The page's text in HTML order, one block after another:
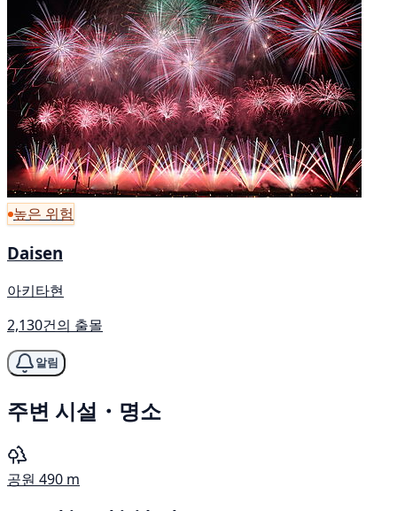
높은 위험
Daisen
아키타현
2,130건의 출몰
알림
주변 시설・명소
공원 490 m